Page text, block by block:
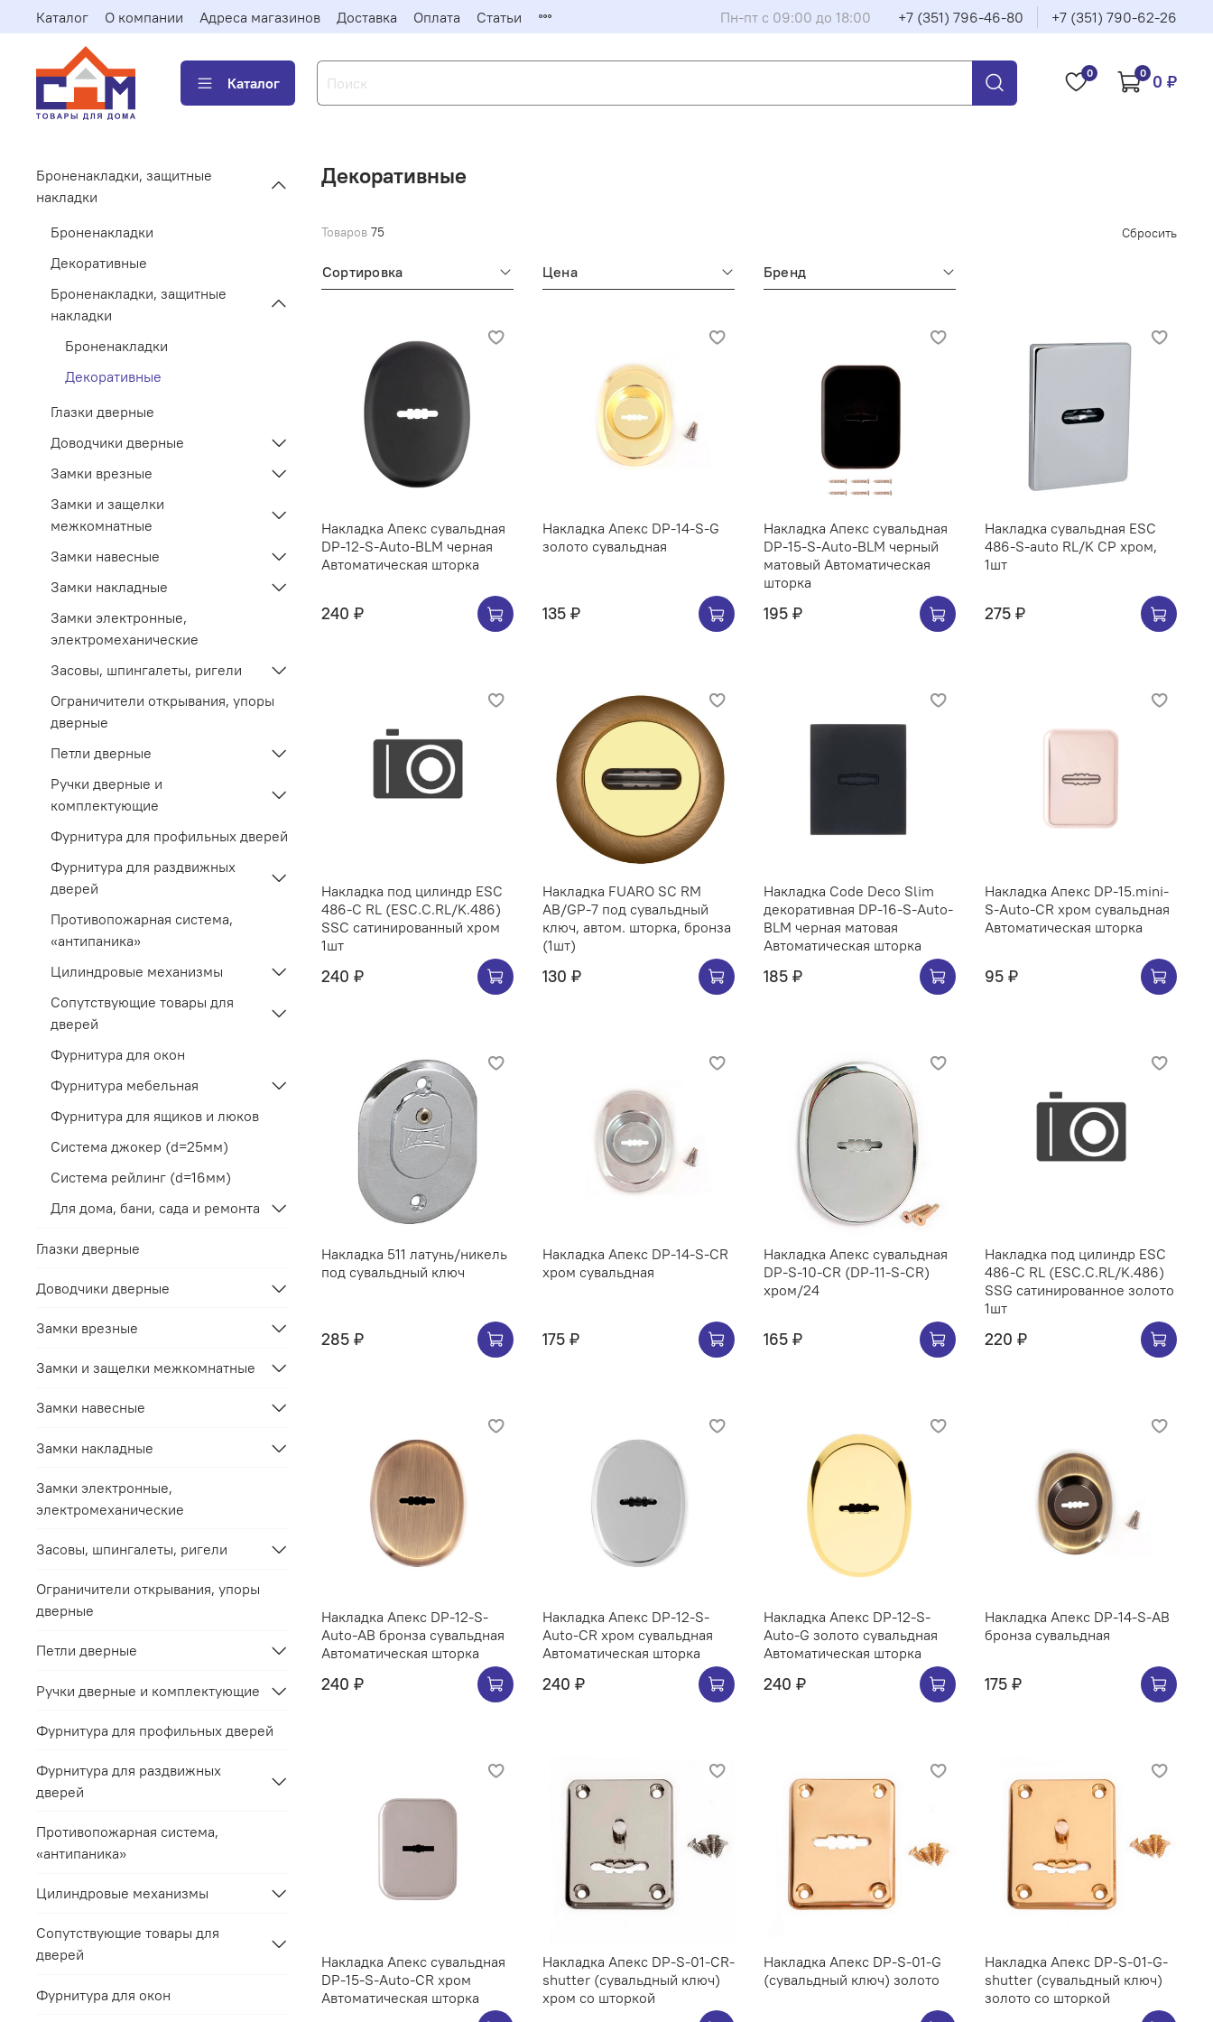
Каталог О компании Адреса магазинов Доставка Оплата Статьи Пн-пт с 09:00 до 18:00 +7 (351) 796-46-80 +7 (351) 790-62-26
Каталог
0 0 0 ₽
Декоративные
Товаров 75 Сбросить
Сортировка Цена Бренд
Накладка Апекс сувальдная
DP-12-S-Auto-BLM черная
Автоматическая шторка
240 ₽
Накладка Апекс DP-14-S-G
золото сувальдная
135 ₽
Накладка Апекс сувальдная
DP-15-S-Auto-BLM черный
матовый Автоматическая
шторка
195 ₽
Накладка сувальдная ESC
486-S-auto RL/K CP хром,
1шт
275 ₽
Накладка под цилиндр ESC
486-C RL (ESC.С.RL/K.486)
SSC сатинированный хром
1шт
240 ₽
Накладка FUARO SC RM
AB/GP-7 под сувальдный
ключ, автом. шторка, бронза
(1шт)
130 ₽
Накладка Code Deco Slim
декоративная DP-16-S-Auto-
BLM черная матовая
Автоматическая шторка
185 ₽
Накладка Апекс DP-15.mini-
S-Auto-CR хром сувальдная
Автоматическая шторка
95 ₽
Накладка 511 латунь/никель
под сувальдный ключ
285 ₽
Накладка Апекс DP-14-S-CR
хром сувальдная
175 ₽
Накладка Апекс сувальдная
DP-S-10-CR (DP-11-S-CR)
хром/24
165 ₽
Накладка под цилиндр ESC
486-C RL (ESC.С.RL/K.486)
SSG сатинированное золото
1шт
220 ₽
Накладка Апекс DP-12-S-
Auto-AB бронза сувальдная
Автоматическая шторка
240 ₽
Накладка Апекс DP-12-S-
Auto-CR хром сувальдная
Автоматическая шторка
240 ₽
Накладка Апекс DP-12-S-
Auto-G золото сувальдная
Автоматическая шторка
240 ₽
Накладка Апекс DP-14-S-AB
бронза сувальдная
175 ₽
Накладка Апекс сувальдная
DP-15-S-Auto-CR хром
Автоматическая шторка
Накладка Апекс DP-S-01-CR-
shutter (сувальдный ключ)
хром со шторкой
Накладка Апекс DP-S-01-G
(сувальдный ключ) золото
Накладка Апекс DP-S-01-G-
shutter (сувальдный ключ)
золото со шторкой
Броненакладки, защитные
накладки
Броненакладки
Декоративные
Броненакладки, защитные
накладки
Броненакладки
Декоративные
Глазки дверные
Доводчики дверные
Замки врезные
Замки и защелки
межкомнатные
Замки навесные
Замки накладные
Замки электронные,
электромеханические
Засовы, шпингалеты, ригели
Ограничители открывания, упоры
дверные
Петли дверные
Ручки дверные и
комплектующие
Фурнитура для профильных дверей
Фурнитура для раздвижных
дверей
Противопожарная система,
«антипаника»
Цилиндровые механизмы
Сопутствующие товары для
дверей
Фурнитура для окон
Фурнитура мебельная
Фурнитура для ящиков и люков
Система джокер (d=25мм)
Система рейлинг (d=16мм)
Для дома, бани, сада и ремонта
Глазки дверные
Доводчики дверные
Замки врезные
Замки и защелки межкомнатные
Замки навесные
Замки накладные
Замки электронные,
электромеханические
Засовы, шпингалеты, ригели
Ограничители открывания, упоры
дверные
Петли дверные
Ручки дверные и комплектующие
Фурнитура для профильных дверей
Фурнитура для раздвижных
дверей
Противопожарная система,
«антипаника»
Цилиндровые механизмы
Сопутствующие товары для
дверей
Фурнитура для окон